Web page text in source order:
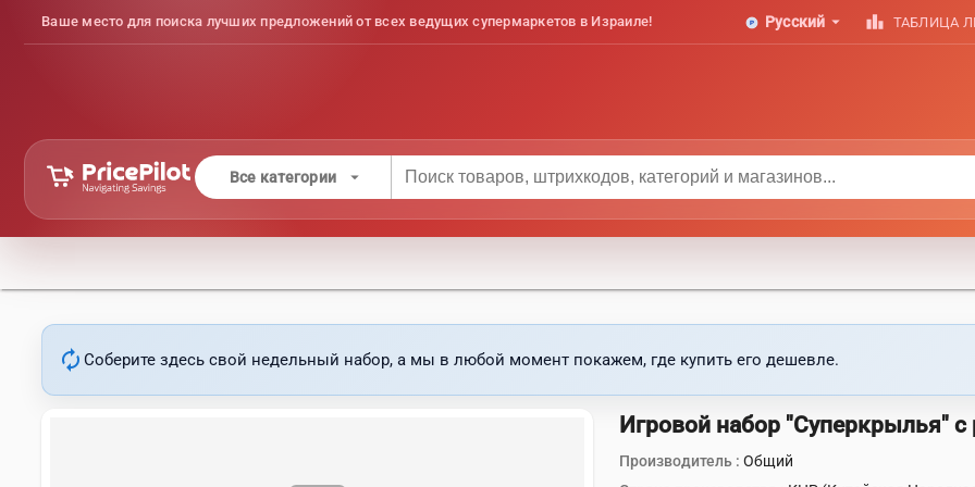
Ваше место для поиска лучших предложений от всех ведущих супермаркетов в Израиле! Русский arrow_drop_down leaderboard ТАБЛИЦА
Все категории arrow_drop_down
autorenew Соберите здесь свой недельный набор, а мы в любой момент покажем, где купить его дешевле.
Игровой набор "Суперкрылья"
Производитель :Общий